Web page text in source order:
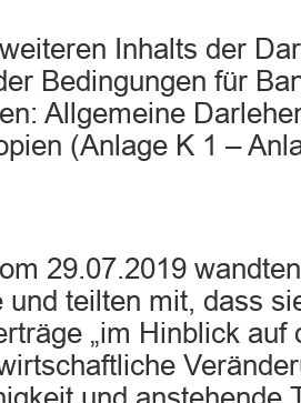
Inhalts der
Bedingungen für
Allgemeine
(Anlage K 1 –
29.07.2019
und teilten mit, dass
„im Hinblick auf